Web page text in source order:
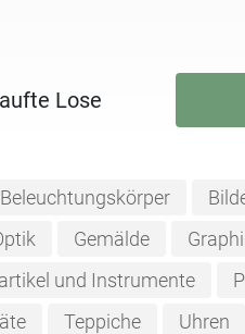
Lose
Beleuchtungskörper
Gemälde
und Instrumente
Teppiche
Uhren